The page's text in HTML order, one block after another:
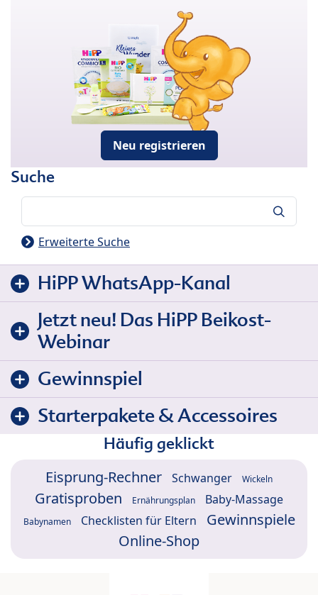
Neu registrieren
Suche
Erweiterte Suche
HiPP WhatsApp-Kanal
Jetzt neu! Das HiPP Beikost-
Webinar
Gewinnspiel
Starterpakete & Accessoires
Häufig geklickt
Eisprung-Rechner Schwanger Wickeln
Gratisproben Ernährungsplan Baby-Massage
Babynamen Checklisten für Eltern
Gewinnspiele
Online-Shop